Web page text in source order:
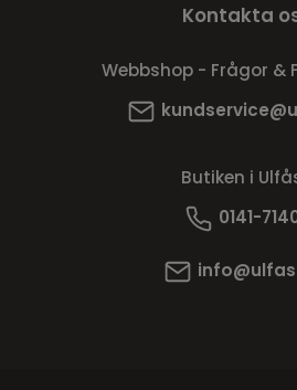
Kontakta
Webbshop - Frågor &
Butiken i
0141-